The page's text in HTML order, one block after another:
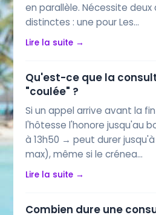
en parallèle. Nécessite
distinctes : une pour Les…
Lire la suite →
Qu'est-ce que la
"coulée" ?
Si un appel arrive avant la
l'hôtesse l'honore jusqu'au
à 13h50 → peut durer jusqu'à
max), même si le crénea…
Lire la suite →
Combien dure une